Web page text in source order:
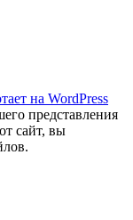
на WordPress
представления
сайт, вы